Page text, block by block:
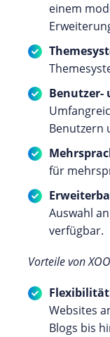
einem
Benutzer-
Benutzern
für
Auswahl
verfügbar.
Vorteile von
Flexibilität
Websites
Blogs bis